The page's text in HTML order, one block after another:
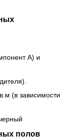
А) и
(в зависимости
полов